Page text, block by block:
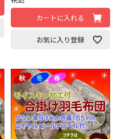
カートに入れる
お気に入り登録